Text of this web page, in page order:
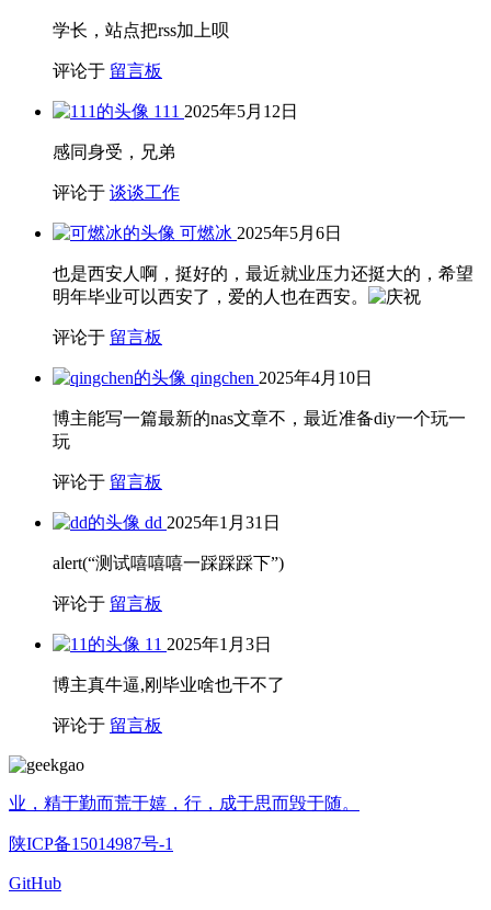
学长，站点把rss加上呗
评论于 留言板
111 2025年5月12日
感同身受，兄弟
评论于 谈谈工作
可燃冰 2025年5月6日
也是西安人啊，挺好的，最近就业压力还挺大的，希望
明年毕业可以西安了，爱的人也在西安。
评论于 留言板
qingchen 2025年4月10日
博主能写一篇最新的nas文章不，最近准备diy一个玩一
玩
评论于 留言板
dd 2025年1月31日
alert(“测试嘻嘻嘻一踩踩踩下”)
评论于 留言板
11 2025年1月3日
博主真牛逼,刚毕业啥也干不了
评论于 留言板
业，精于勤而荒于嬉，行，成于思而毁于随。
陕ICP备15014987号-1
GitHub